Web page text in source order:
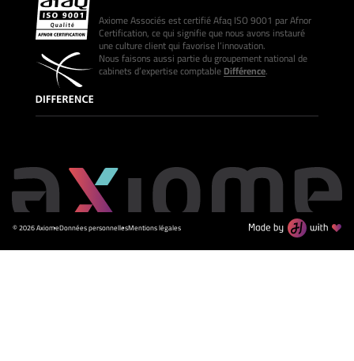
Axiome Associés est certifié Afaq ISO 9001 par Afnor
Certification, ce qui signifie que nous avons instauré
une culture client qui favorise l’innovation.
Nous faisons aussi partie du groupement national de
cabinets d’expertise comptableDifférence.
© 2026 AxiomeDonnées personnellesMentions légales